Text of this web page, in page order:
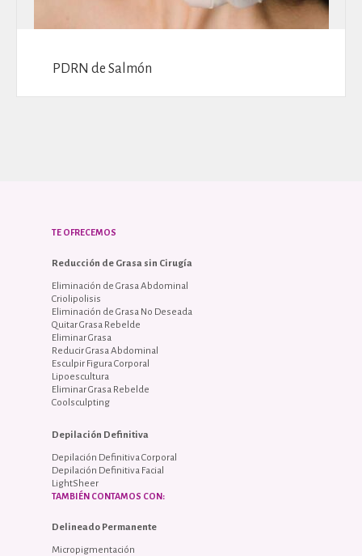
PDRN de Salmón
TE OFRECEMOS
Reducción de Grasa sin Cirugía
Eliminación de Grasa Abdominal
Criolipolisis
Eliminación de Grasa No Deseada
Quitar Grasa Rebelde
Eliminar Grasa
Reducir Grasa Abdominal
Esculpir Figura Corporal
Lipoescultura
Eliminar Grasa Rebelde
Coolsculpting
Depilación Definitiva
Depilación Definitiva Corporal
Depilación Definitiva Facial
LightSheer
TAMBIÉN CONTAMOS CON:
Delineado Permanente
Micropigmentación